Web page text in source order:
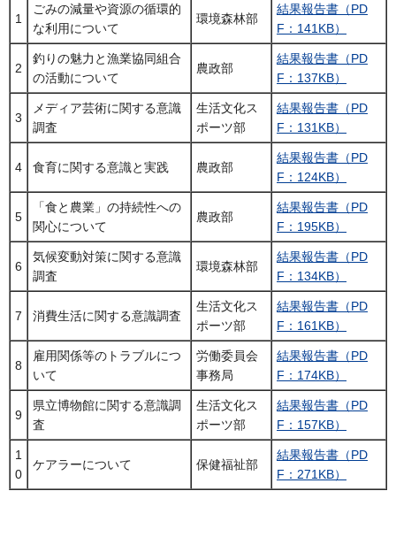
1
ごみの減量や資源の循環的
な利用について
環境森林部
結果報告書（PD
F：141KB）
2
釣りの魅力と漁業協同組合
の活動について
農政部
結果報告書（PD
F：137KB）
3
メディア芸術に関する意識
調査
生活文化ス
ポーツ部
結果報告書（PD
F：131KB）
4 食育に関する意識と実践 農政部
結果報告書（PD
F：124KB）
5
「食と農業」の持続性への
関心について
農政部
結果報告書（PD
F：195KB）
6
気候変動対策に関する意識
調査
環境森林部
結果報告書（PD
F：134KB）
7 消費生活に関する意識調査
生活文化ス
ポーツ部
結果報告書（PD
F：161KB）
8
雇用関係等のトラブルにつ
いて
労働委員会
事務局
結果報告書（PD
F：174KB）
9
県立博物館に関する意識調
査
生活文化ス
ポーツ部
結果報告書（PD
F：157KB）
1
0
ケアラーについて 保健福祉部
結果報告書（PD
F：271KB）